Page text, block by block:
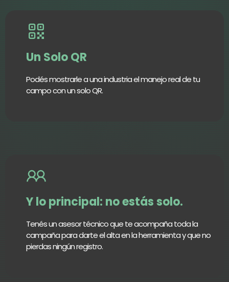
Un Solo QR
Podés mostrarle a una industria el manejo real de tu
campo con un solo QR.
Y lo principal: no estás solo.
Tenés un asesor técnico que te acompaña toda la
campaña para darte el alta en la herramienta y que no
pierdas ningún registro.